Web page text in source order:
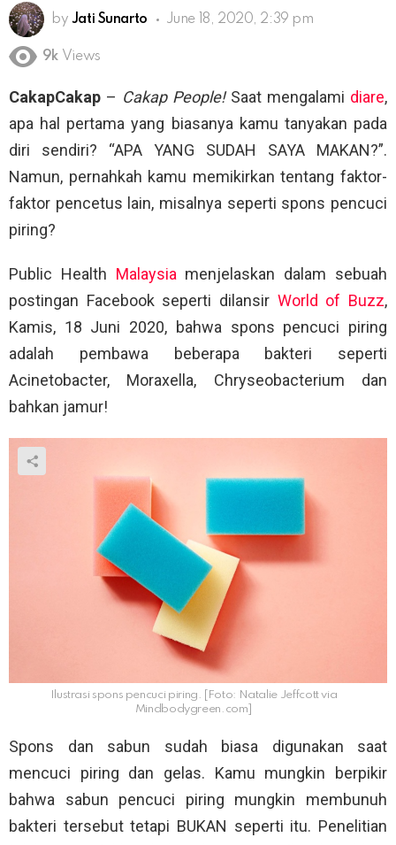
by Jati Sunarto June 18, 2020, 2:39 pm
9k Views
CakapCakap – Cakap People!Saat mengalami diare,
apa hal pertama yang biasanya kamu tanyakan pada
diri sendiri? “APA YANG SUDAH SAYA MAKAN?”.
Namun, pernahkah kamu memikirkan tentang faktor-
faktor pencetus lain, misalnya seperti spons pencuci
piring?
Public Health Malaysiamenjelaskan dalam sebuah
postingan Facebook seperti dilansir World of Buzz,
Kamis, 18 Juni 2020, bahwa spons pencuci piring
adalah pembawa beberapa bakteri seperti
Acinetobacter, Moraxella, Chryseobacterium dan
bahkan jamur!
Ilustrasi spons pencuci piring. [Foto: Natalie Jeffcott via
Mindbodygreen.com]
Spons dan sabun sudah biasa digunakan saat
mencuci piring dan gelas. Kamu mungkin berpikir
bahwa sabun pencuci piring mungkin membunuh
bakteri tersebut tetapi BUKAN seperti itu. Penelitian